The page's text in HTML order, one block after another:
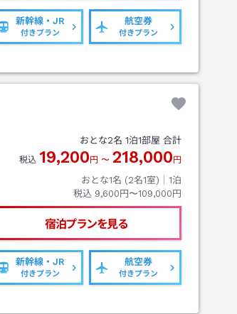
新幹線・JR
付きプラン
航空券
付きプラン
おとな2名 1泊1部屋 合計
税込 19,200 円 〜 218,000 円
おとな1名 (2名1室)｜ 1泊
税込 9,600円〜109,000円
宿泊プランを見る
新幹線・JR
付きプラン
航空券
付きプラン